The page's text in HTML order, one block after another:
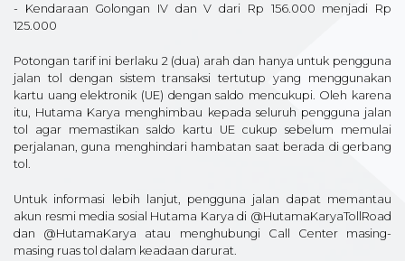
- Kendaraan Golongan IV dan V dari Rp 156.000 menjadi Rp
125.000
Potongan tarif ini berlaku 2 (dua) arah dan hanya untuk pengguna
jalan tol dengan sistem transaksi tertutup yang menggunakan
kartu uang elektronik (UE) dengan saldo mencukupi. Oleh karena
itu, Hutama Karya menghimbau kepada seluruh pengguna jalan
tol agar memastikan saldo kartu UE cukup sebelum memulai
perjalanan, guna menghindari hambatan saat berada di gerbang
tol.
Untuk informasi lebih lanjut, pengguna jalan dapat memantau
akun resmi media sosial Hutama Karya di @HutamaKaryaTollRoad
dan @HutamaKarya atau menghubungi Call Center masing-
masing ruas tol dalam keadaan darurat.